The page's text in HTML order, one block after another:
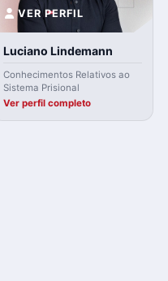
VER PERFIL
Luciano Lindemann
Conhecimentos Relativos ao
Sistema Prisional
Ver perfil completo